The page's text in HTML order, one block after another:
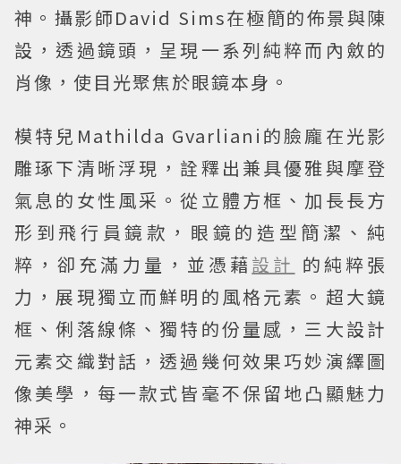
神。攝影師David Sims在極簡的佈景與陳
設，透過鏡頭，呈現一系列純粹而內斂的
肖像，使目光聚焦於眼鏡本身。
模特兒Mathilda Gvarliani的臉龐在光影
雕琢下清晰浮現，詮釋出兼具優雅與摩登
氣息的女性風采。從立體方框、加長長方
形到飛行員鏡款，眼鏡的造型簡潔、純
粹，卻充滿力量，並憑藉 設計 的純粹張
力，展現獨立而鮮明的風格元素。超大鏡
框、俐落線條、獨特的份量感，三大設計
元素交織對話，透過幾何效果巧妙演繹圖
像美學，每一款式皆毫不保留地凸顯魅力
神采。